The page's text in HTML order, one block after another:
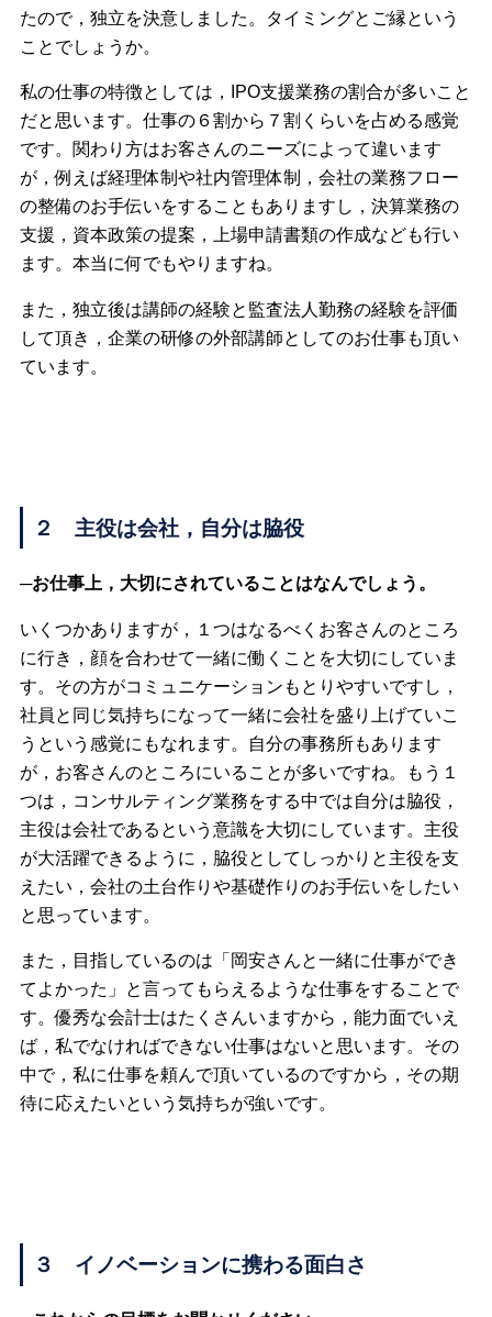
たので，独立を決意しました。タイミングとご縁という
ことでしょうか。
私の仕事の特徴としては，IPO支援業務の割合が多いこと
だと思います。仕事の６割から７割くらいを占める感覚
です。関わり方はお客さんのニーズによって違います
が，例えば経理体制や社内管理体制，会社の業務フロー
の整備のお手伝いをすることもありますし，決算業務の
支援，資本政策の提案，上場申請書類の作成なども行い
ます。本当に何でもやりますね。
また，独立後は講師の経験と監査法人勤務の経験を評価
して頂き，企業の研修の外部講師としてのお仕事も頂い
ています。
２ 主役は会社，自分は脇役
─お仕事上，大切にされていることはなんでしょう。
いくつかありますが，１つはなるべくお客さんのところ
に行き，顔を合わせて一緒に働くことを大切にしていま
す。その方がコミュニケーションもとりやすいですし，
社員と同じ気持ちになって一緒に会社を盛り上げていこ
うという感覚にもなれます。自分の事務所もあります
が，お客さんのところにいることが多いですね。もう１
つは，コンサルティング業務をする中では自分は脇役，
主役は会社であるという意識を大切にしています。主役
が大活躍できるように，脇役としてしっかりと主役を支
えたい，会社の土台作りや基礎作りのお手伝いをしたい
と思っています。
また，目指しているのは「岡安さんと一緒に仕事ができ
てよかった」と言ってもらえるような仕事をすることで
す。優秀な会計士はたくさんいますから，能力面でいえ
ば，私でなければできない仕事はないと思います。その
中で，私に仕事を頼んで頂いているのですから，その期
待に応えたいという気持ちが強いです。
３ イノベーションに携わる面白さ